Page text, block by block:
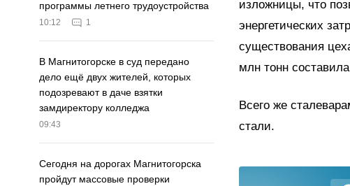
программы летнего трудоустройства
10:12 1
В Магнитогорске в суд передано
дело ещё двух жителей, которых
подозревают в даче взятки
замдиректору колледжа
09:43
Сегодня на дорогах Магнитогорска
пройдут массовые проверки
изложницы, что
энергетических
существования
млн тонн
Всего же
стали.